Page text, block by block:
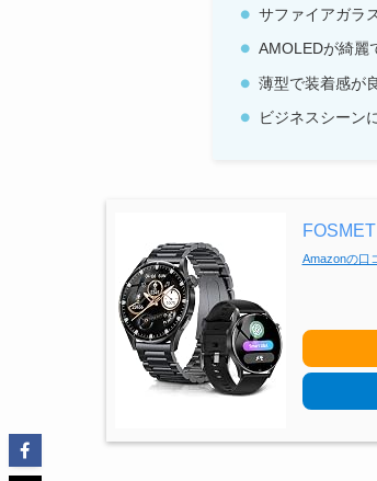
サファイアガラ
AMOLEDが綺麗
薄型で装着感が
ビジネスシーン
Amazonの口